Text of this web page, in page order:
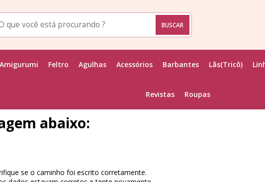
Amigurumi Feltro Agulhas Acessórios Barbantes Lãs(Tricô)
Revistas Roupas
abaixo:
se o caminho foi escrito corretamente.